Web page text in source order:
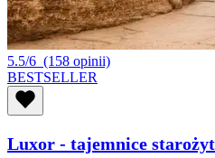
5.5/6 (158 opinii)
BESTSELLER
Luxor - tajemnice